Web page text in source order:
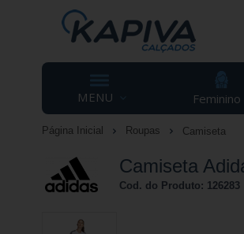
MENU Feminino
Página Inicial Roupas Camiseta
Camiseta
Cod. do Produto: 126283